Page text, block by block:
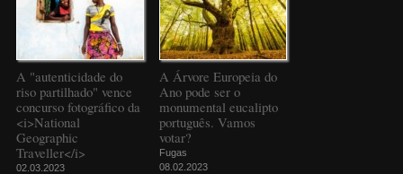
A "autenticidade do
riso partilhado" vence
concurso fotográfico da
<i>National
Geographic
Traveller</i>
02.03.2023
A Árvore Europeia do
Ano pode ser o
monumental eucalipto
português. Vamos
votar?
Fugas
08.02.2023